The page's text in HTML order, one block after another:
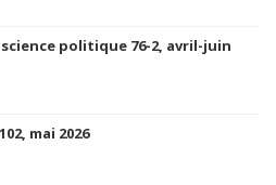
politique 76-2, avril-juin
mai 2026